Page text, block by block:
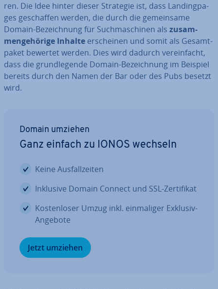
ren. Die Idee hinter dieser Strategie ist, dass Landing­pa­
ges ge­schaf­fen werden, die durch die ge­mein­sa­me
Domain-Be­zeich­nung für Such­ma­schi­nen als zu­sam­
men­ge­hö­ri­ge Inhalte er­schei­nen und somit als Ge­samt­
pa­ket bewertet werden. Dies wird dadurch ver­ein­facht,
dass die grund­le­gen­de Domain-Be­zeich­nung im Beispiel
bereits durch den Namen der Bar oder des Pubs besetzt
wird.
Domain umziehen
Ganz einfach zu IONOS wechseln
Keine Aus­fall­zei­ten
Inklusive Domain Connect und SSL-Zer­ti­fi­kat
Kos­ten­lo­ser Umzug inkl. ein­ma­li­ger Exklusiv-
Angebote
Jetzt umziehen